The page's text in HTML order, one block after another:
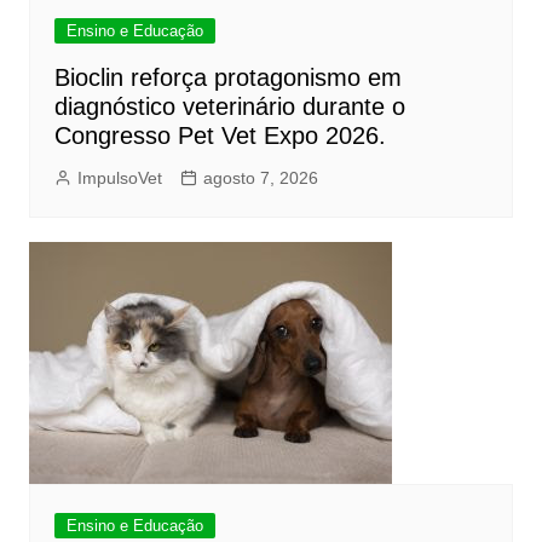
Ensino e Educação
Bioclin reforça protagonismo em
diagnóstico veterinário durante o
Congresso Pet Vet Expo 2026.
ImpulsoVet agosto 7, 2026
Ensino e Educação